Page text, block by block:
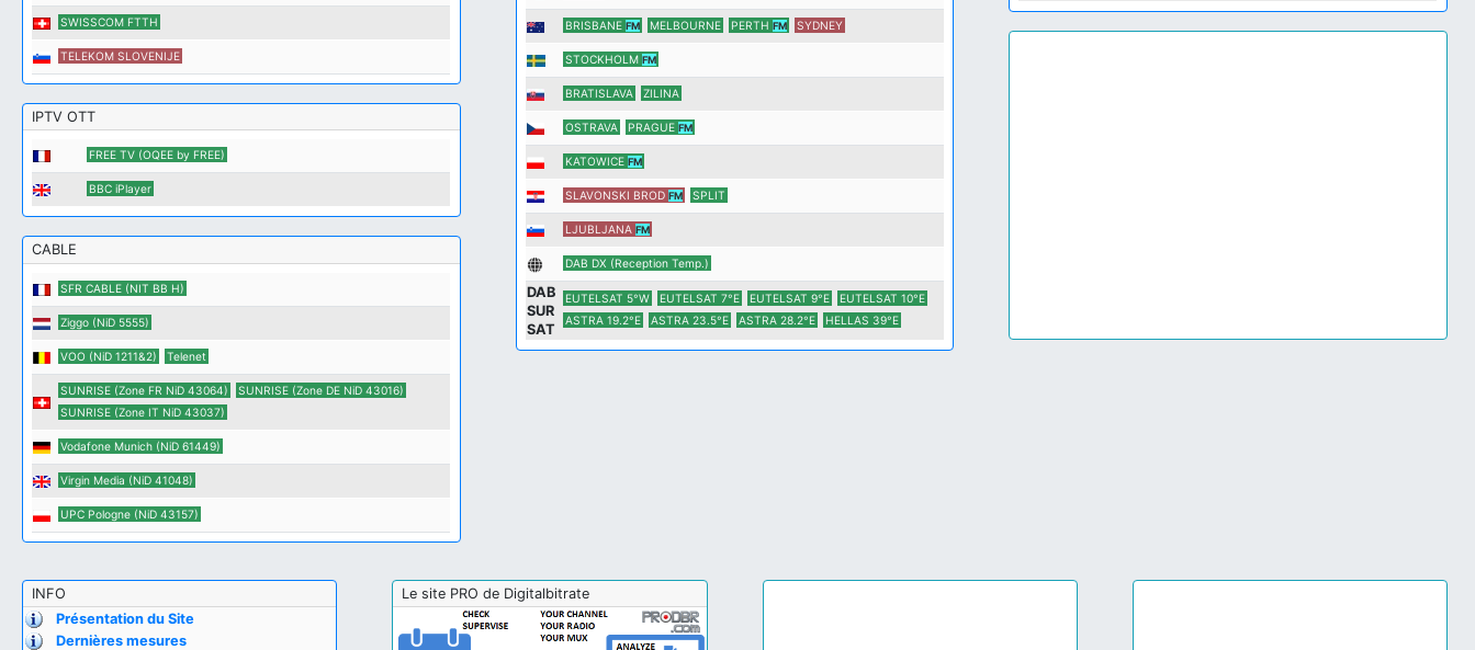
SWISSCOM FTTH
TELEKOM SLOVENIJE
IPTV OTT
FREE TV (OQEE by FREE)
BBC iPlayer
CABLE
SFR CABLE (NIT BB H)
Ziggo (NiD 5555)
VOO (NiD 1211&2) Telenet
SUNRISE (Zone FR NiD 43064)
SUNRISE (Zone DE NiD 43016)
SUNRISE (Zone IT NiD 43037)
Vodafone Munich (NiD 61449)
Virgin Media (NiD 41048)
UPC Pologne (NiD 43157)
BRISBANE FM MELBOURNE PERTH FM SYDNEY
STOCKHOLM FM
BRATISLAVA ZILINA
OSTRAVA PRAGUE FM
KATOWICE FM
SLAVONSKI BROD FM SPLIT
LJUBLJANA FM
DAB DX (Reception Temp.)
DAB
SUR
SAT
EUTELSAT 5°W EUTELSAT 7°E EUTELSAT 9°E
EUTELSAT 10°E
ASTRA 19.2°E
ASTRA 23.5°E ASTRA 28.2°E HELLAS 39°E
INFO
Présentation du Site
Dernières mesures
Le site PRO de Digitalbitrate